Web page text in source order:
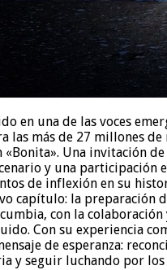
en una de las voces
las más de 27 millones
«Bonita». Una invitación de
y una participación
de inflexión en su
capítulo: la preparación
con la
Con su experiencia
de esperanza:
y seguir luchando por los